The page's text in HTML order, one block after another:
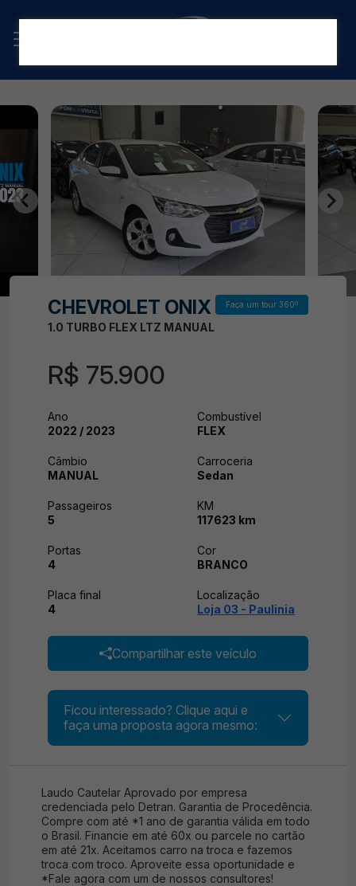
CHEVROLET ONIX
1.0 TURBO FLEX LTZ MANUAL
Faça um tour 360º
R$ 75.900
Ano
2022 / 2023
Combustível
FLEX
Câmbio
MANUAL
Carroceria
Sedan
Passageiros
5
KM
117623 km
Portas
4
Cor
BRANCO
Placa final
4
Localização
Loja 03 - Paulinia
Compartilhar este veículo
Ficou interessado? Clique aqui e
faça uma proposta agora mesmo:
Laudo Cautelar Aprovado por empresa
credenciada pelo Detran. Garantia de Procedência.
Compre com até *1 ano de garantia válida em todo
o Brasil. Financie em até 60x ou parcele no cartão
em até 21x. Aceitamos carro na troca e fazemos
troca com troco. Aproveite essa oportunidade e
*Fale agora com um de nossos consultores!